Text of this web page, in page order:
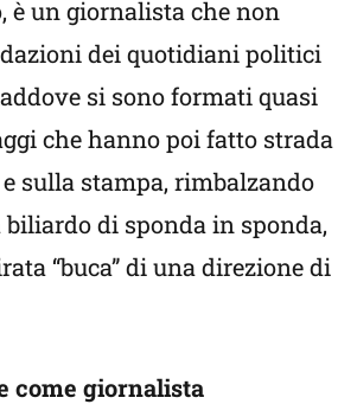
è un giornalista che non
dei quotidiani politici
si sono formati quasi
che hanno poi fatto strada
sulla stampa, rimbalzando
biliardo di sponda in sponda,
“buca” di una direzione di
come giornalista